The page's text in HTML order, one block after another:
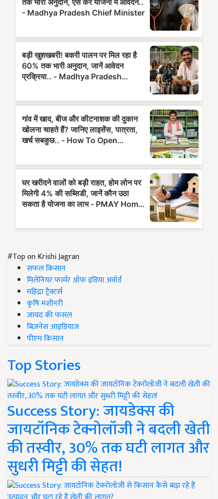
#Top on Krishi Jagran
सफल किसान
मिलेनियर फार्मर ऑफ इंडिया अवॉर्ड
महिंद्रा ट्रैक्टर्स
कृषि मशीनरी
जायद की फसल
बिज़नेस आइडियाज
पीएम किसान
Top Stories
Success Story: जायडेक्स की
जायटॉनिक टेक्नोलॉजी ने बदली खेती
की तस्वीर, 30% तक घटी लागत और
सुधरी मिट्टी की सेहत!